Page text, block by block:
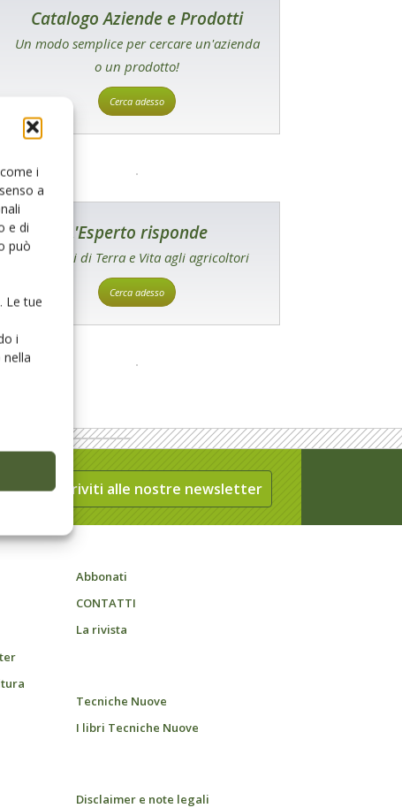
i
a
e di
può
Le tue
i
Catalogo Aziende e Prodotti
Un modo semplice per cercare un'azienda
o un prodotto!
Cerca adesso
L'Esperto risponde
I consigli di Terra e Vita agli agricoltori
Cerca adesso
Iscriviti alle nostre newsletter
Abbonati
CONTATTI
La rivista
Tecniche Nuove
I libri Tecniche Nuove
Disclaimer e note legali